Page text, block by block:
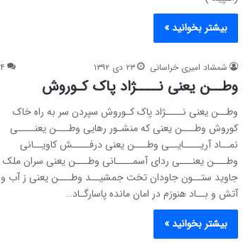
بیشتر بخوانید »
شمشاد امیری خراسانی ۲۳ دی ۱۳۹۲ ۴
وطــن یعنی نــــژاد پاک کـوروش
وطــن یعنی نــــژاد پاک کـوروش سپردن سر به راه خاک
کوروش وطـــن یعنی که منشـور رهایی وطـــن یعنــــی
نمــاد آریــــایــی وطـــن یعنی درفــــش کاویــانی
وطـــن یعنـــی ردای آسمــــانی وطـــن یعنی سران ملک
جاوید ستــون جاودان تخت جمشیــد وطـــن یعنی ز آب و
آتش و بــاد هنوزم در امان مانده پاسارگـاد…
بیشتر بخوانید »